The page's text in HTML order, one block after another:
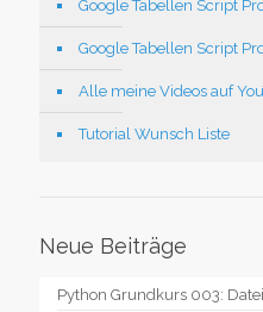
Google Tabellen Script
Google Tabellen Script
Alle meine Videos auf
Tutorial Wunsch Liste
Neue Beiträge
Python Grundkurs 003: